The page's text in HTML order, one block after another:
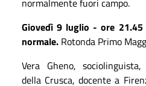
Giovedì 9 luglio - ore 21.45
normale. Rotonda Primo
Vera Gheno,
della Crusca, docente a